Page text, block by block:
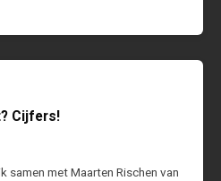
Cijfers!
samen met Maarten Rischen van